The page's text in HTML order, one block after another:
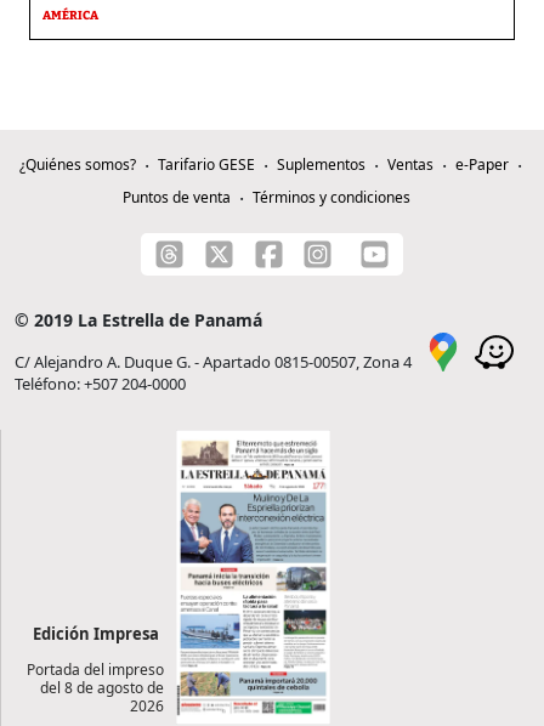
AMÉRICA
¿Quiénes somos? Tarifario GESE Suplementos Ventas
e-Paper
Puntos de venta
Términos y condiciones
© 2019 La Estrella de Panamá
C/ Alejandro A. Duque G. - Apartado 0815-00507, Zona 4
Teléfono: +507 204-0000
Edición Impresa
Portada del impreso
del 8 de agosto de
2026